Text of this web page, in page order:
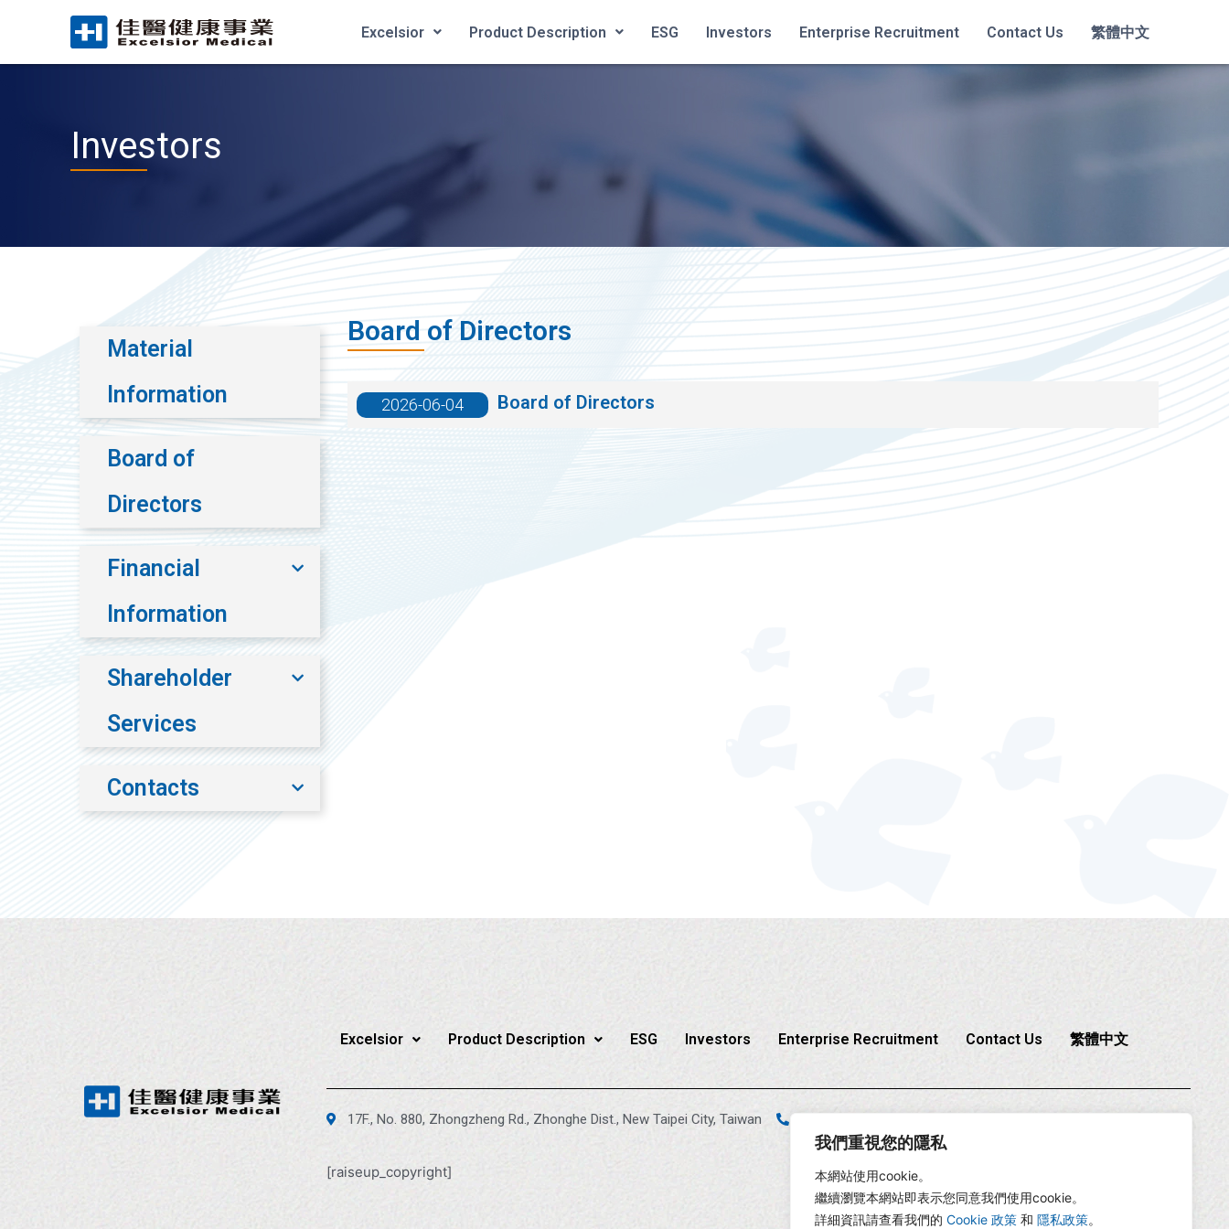
我們重視您的隱私
本網站使用cookie。
繼續瀏覽本網站即表示您同意我們使用cookie。
詳細資訊請查看我們的 Cookie 政策 和 隱私政策。
Excelsior Product Description ESG Investors Enterprise Recruitment Contact Us 繁體中文
Investors
Material
Information
Board of
Directors
Financial
Information
Shareholder
Services
Contacts
Board of Directors
Board of Directors
2026-06-04
Excelsior Product Description ESG Investors Enterprise Recruitment Contact Us 繁體中文
17F., No. 880, Zhongzheng Rd., Zhonghe Dist., New Taipei City, Taiwan
[raiseup_copyright]